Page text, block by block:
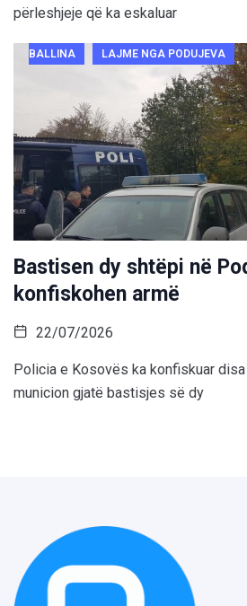
përleshjeje që ka eskaluar
BALLINA LAJME NGA PODUJEVA
Bastisen dy shtëpi në
konfiskohen armë
22/07/2026
Policia e Kosovës ka konfiskuar
municion gjatë bastisjes së dy